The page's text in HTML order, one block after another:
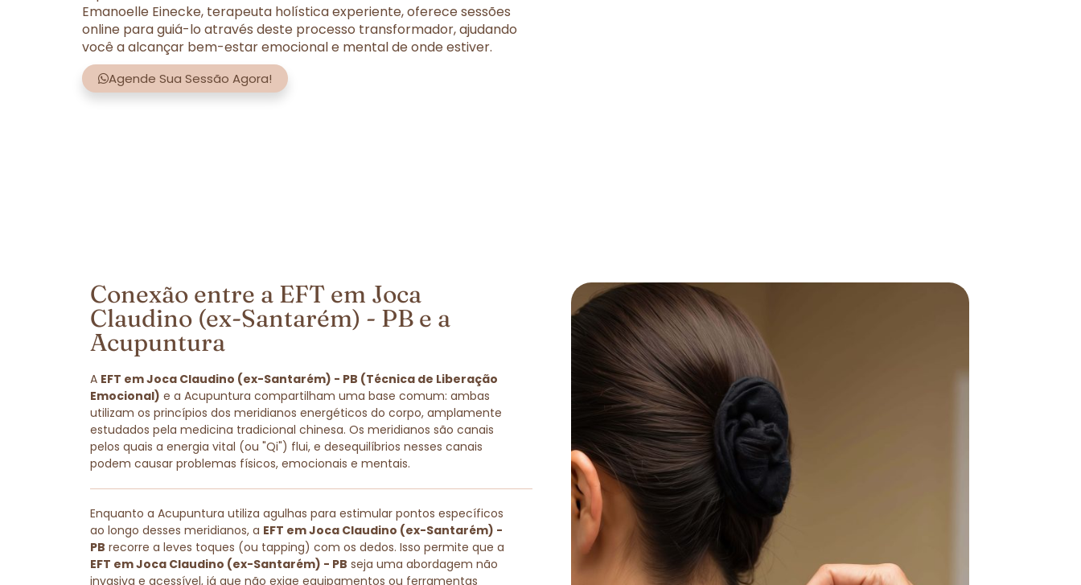
Emanoelle Einecke, terapeuta holística experiente, oferece sessões
online para guiá-lo através deste processo transformador, ajudando
você a alcançar bem-estar emocional e mental de onde estiver.
Agende Sua Sessão Agora!
Conexão entre a EFT em Joca
Claudino (ex-Santarém) - PB e a
Acupuntura
A EFT em Joca Claudino (ex-Santarém) - PB (Técnica de Liberação
Emocional) e a Acupuntura compartilham uma base comum: ambas
utilizam os princípios dos meridianos energéticos do corpo, amplamente
estudados pela medicina tradicional chinesa. Os meridianos são canais
pelos quais a energia vital (ou "Qi") flui, e desequilíbrios nesses canais
podem causar problemas físicos, emocionais e mentais.
Enquanto a Acupuntura utiliza agulhas para estimular pontos específicos
ao longo desses meridianos, a EFT em Joca Claudino (ex-Santarém) -
PB recorre a leves toques (ou tapping) com os dedos. Isso permite que a
EFT em Joca Claudino (ex-Santarém) - PB seja uma abordagem não
invasiva e acessível, já que não exige equipamentos ou ferramentas